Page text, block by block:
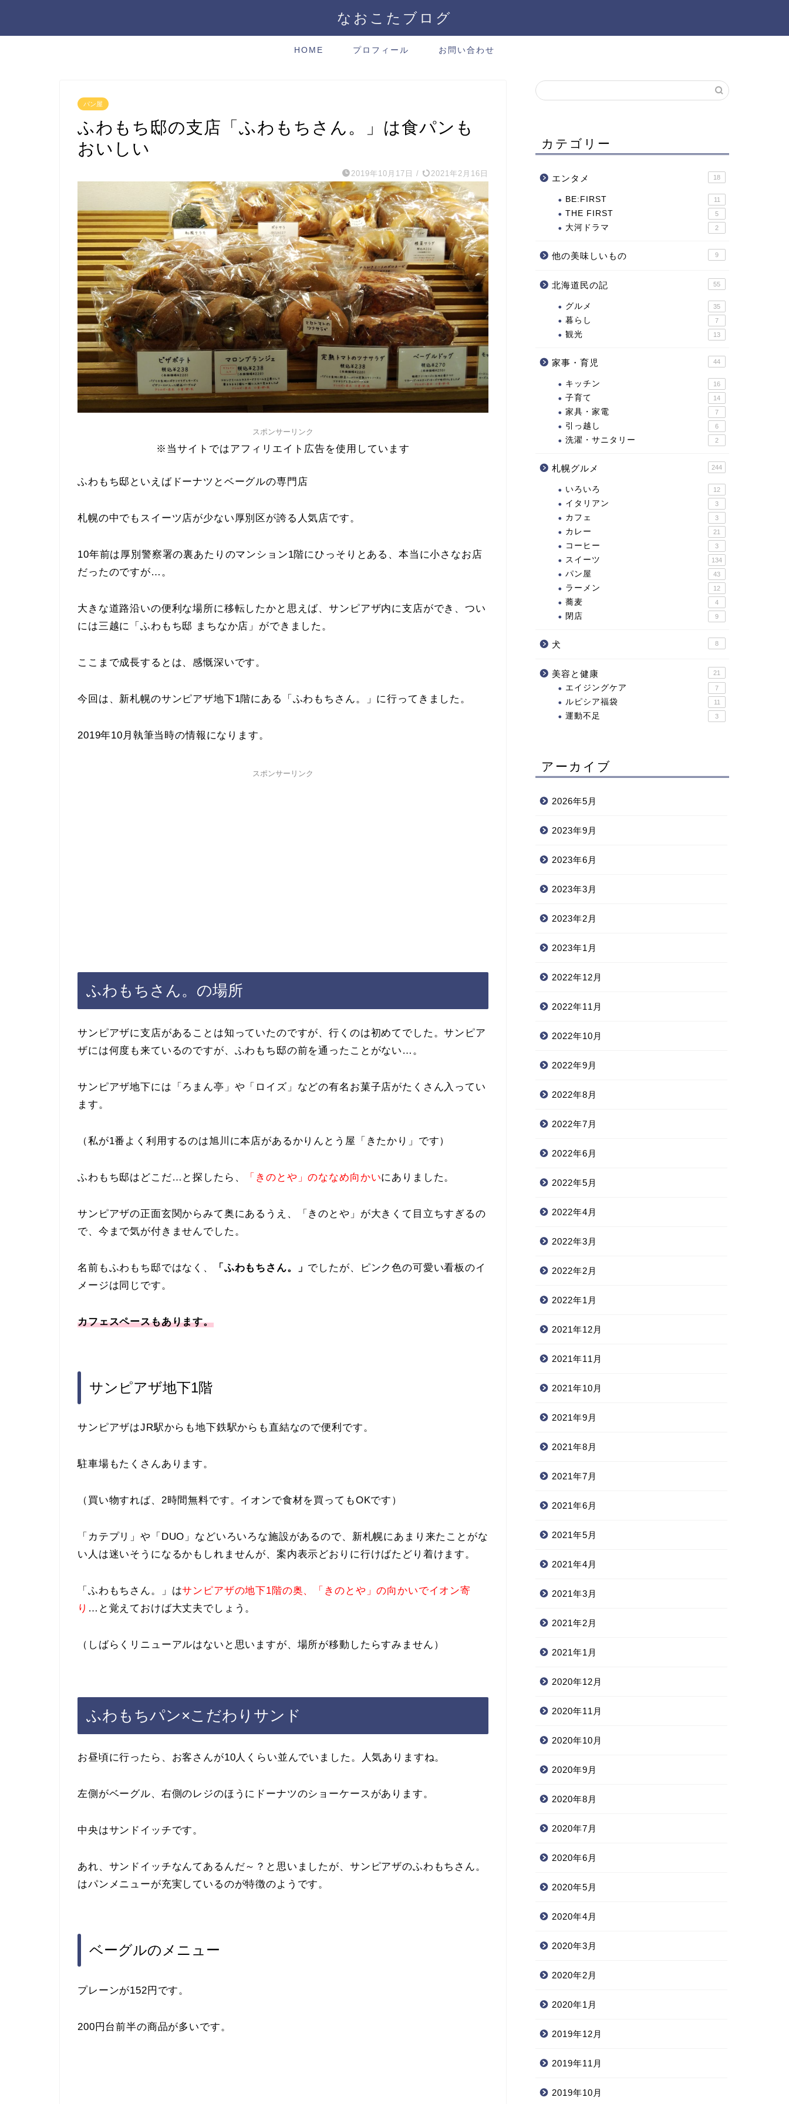
なおこたブログ
HOME プロフィール お問い合わせ
パン屋
ふわもち邸の支店「ふわもちさん。」は食パンも
おいしい
2019年10月17日 / 2021年2月16日
スポンサーリンク
※当サイトではアフィリエイト広告を使用しています
ふわもち邸といえばドーナツとベーグルの専門店
札幌の中でもスイーツ店が少ない厚別区が誇る人気店です。
10年前は厚別警察署の裏あたりのマンション1階にひっそりとある、本当に小さなお店
だったのですが…。
大きな道路沿いの便利な場所に移転したかと思えば、サンピアザ内に支店ができ、つい
には三越に「ふわもち邸 まちなか店」ができました。
ここまで成長するとは、感慨深いです。
今回は、新札幌のサンピアザ地下1階にある「ふわもちさん。」に行ってきました。
2019年10月執筆当時の情報になります。
スポンサーリンク
ふわもちさん。の場所
サンピアザに支店があることは知っていたのですが、行くのは初めてでした。サンピア
ザには何度も来ているのですが、ふわもち邸の前を通ったことがない…。
サンピアザ地下には「ろまん亭」や「ロイズ」などの有名お菓子店がたくさん入ってい
ます。
（私が1番よく利用するのは旭川に本店があるかりんとう屋「きたかり」です）
ふわもち邸はどこだ…と探したら、 「きのとや」のななめ向かいにありました。
サンピアザの正面玄関からみて奥にあるうえ、「きのとや」が大きくて目立ちすぎるの
で、今まで気が付きませんでした。
名前もふわもち邸ではなく、 「ふわもちさん。」 でしたが、ピンク色の可愛い看板のイ
メージは同じです。
カフェスペースもあります。
サンピアザ地下1階
サンピアザはJR駅からも地下鉄駅からも直結なので便利です。
駐車場もたくさんあります。
（買い物すれば、2時間無料です。イオンで食材を買ってもOKです）
「カテプリ」や「DUO」などいろいろな施設があるので、新札幌にあまり来たことがな
い人は迷いそうになるかもしれませんが、案内表示どおりに行けばたどり着けます。
「ふわもちさん。」はサンピアザの地下1階の奥、「きのとや」の向かいでイオン寄
り …と覚えておけば大丈夫でしょう。
（しばらくリニューアルはないと思いますが、場所が移動したらすみません）
ふわもちパン×こだわりサンド
お昼頃に行ったら、お客さんが10人くらい並んでいました。人気ありますね。
左側がベーグル、右側のレジのほうにドーナツのショーケースがあります。
中央はサンドイッチです。
あれ、サンドイッチなんてあるんだ～？と思いましたが、サンピアザのふわもちさん。
はパンメニューが充実しているのが特徴のようです。
ベーグルのメニュー
プレーンが152円です。
200円台前半の商品が多いです。
カテゴリー
エンタメ 18
BE:FIRST 11
THE FIRST 5
大河ドラマ 2
他の美味しいもの 9
北海道民の記 55
グルメ 35
暮らし 7
観光 13
家事・育児 44
キッチン 16
子育て 14
家具・家電 7
引っ越し 6
洗濯・サニタリー 2
札幌グルメ 244
いろいろ 12
イタリアン 3
カフェ 3
カレー 21
コーヒー 3
スイーツ 134
パン屋 43
ラーメン 12
蕎麦 4
閉店 9
犬 8
美容と健康 21
エイジングケア 7
ルピシア福袋 11
運動不足 3
アーカイブ
2026年5月
2023年9月
2023年6月
2023年3月
2023年2月
2023年1月
2022年12月
2022年11月
2022年10月
2022年9月
2022年8月
2022年7月
2022年6月
2022年5月
2022年4月
2022年3月
2022年2月
2022年1月
2021年12月
2021年11月
2021年10月
2021年9月
2021年8月
2021年7月
2021年6月
2021年5月
2021年4月
2021年3月
2021年2月
2021年1月
2020年12月
2020年11月
2020年10月
2020年9月
2020年8月
2020年7月
2020年6月
2020年5月
2020年4月
2020年3月
2020年2月
2020年1月
2019年12月
2019年11月
2019年10月